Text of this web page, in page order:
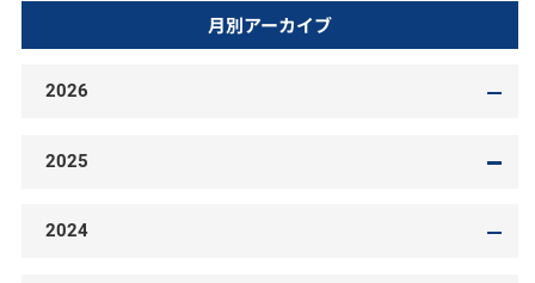
月別アーカイブ
2026
2025
2024